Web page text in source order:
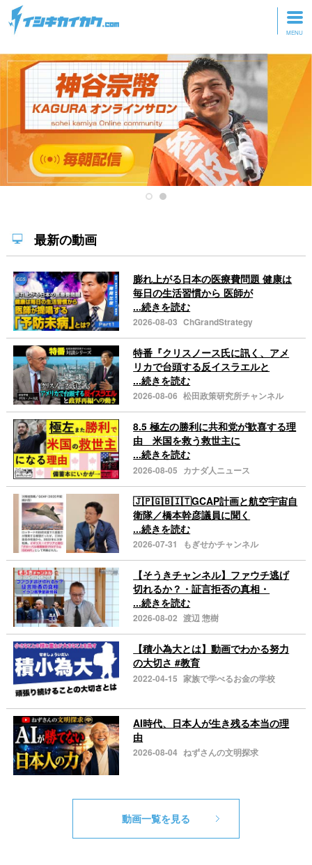
トップページ
動画を見る
記事を読む
セミナーに参加
研修・ツアーに参加
最新の動画
膨れ上がる日本の医療費問題 健康は
毎日の生活習慣から 医師が
...続きを読む
2026-08-03 ChGrandStrategy
特番『クリスノース氏に訊く、アメ
リカで台頭する反イスラエルと
...続きを読む
2026-08-06 松田政策研究所チャンネル
8.5 極左の勝利に共和党が歓喜する理
由 米国を救う救世主に
...続きを読む
2026-08-05 カナダ人ニュース
🇯🇵🇬🇧🇮🇹GCAP計画と航空宇宙自
衛隊／橋本幹彦議員に聞く
...続きを読む
2026-07-31 もぎせかチャンネル
【そうきチャンネル】ファウチ逃げ
切れるか？・証言拒否の真相・
...続きを読む
2026-08-02 渡辺 惣樹
【積小為大とは】動画でわかる努力
の大切さ #教育
2022-04-15 家族で学べるお金の学校
AI時代、日本人が生き残る本当の理
由
2026-08-04 ねずさんの文明探求
動画一覧を見る